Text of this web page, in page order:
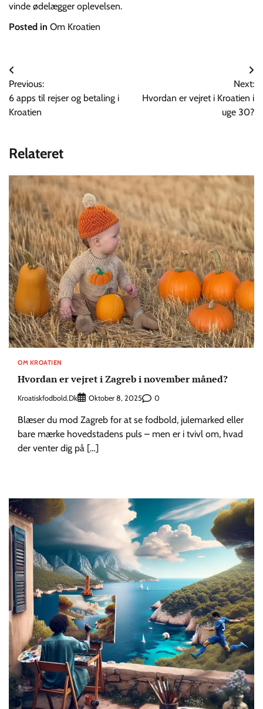
vinde ødelægger oplevelsen.
Posted in Om Kroatien
Indlægsnavigation
Previous:
6 apps til rejser og betaling i
Kroatien
Next:
Hvordan er vejret i Kroatien i
uge 30?
Relateret
OM KROATIEN
Hvordan er vejret i Zagreb i november måned?
Kroatiskfodbold.dk Oktober 8, 2025 0
Blæser du mod Zagreb for at se fodbold, julemarked eller
bare mærke hovedstadens puls – men er i tvivl om, hvad
der venter dig på […]